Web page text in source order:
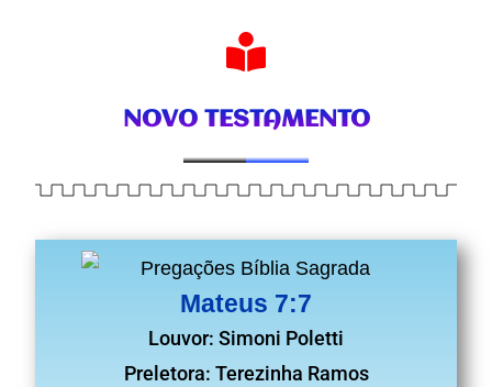
NOVO TESTAMENTO
Mateus 7:7
Louvor: Simoni Poletti
Preletora: Terezinha Ramos